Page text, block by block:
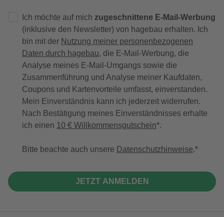
Ich möchte auf mich zugeschnittene E-Mail-Werbung
(inklusive den Newsletter) von hagebau erhalten. Ich
bin mit der Nutzung meiner personenbezogenen
Daten durch hagebau, die E-Mail-Werbung, die
Analyse meines E-Mail-Umgangs sowie die
Zusammenführung und Analyse meiner Kaufdaten,
Coupons und Kartenvorteile umfasst, einverstanden.
Mein Einverständnis kann ich jederzeit widerrufen.
Nach Bestätigung meines Einverständnisses erhalte
ich einen 10 € Willkommensgutschein*.
Bitte beachte auch unsere Datenschutzhinweise.
JETZT ANMELDEN